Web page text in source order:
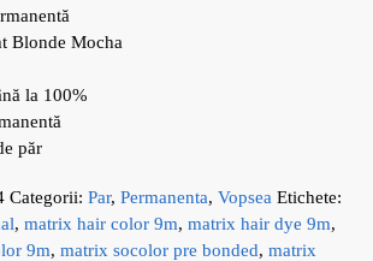
Blonde Mocha
la 100%
păr
Categorii: Par, Permanenta, Vopsea Etichete:
, matrix hair color 9m, matrix hair dye 9m,
9m, matrix socolor pre bonded, matrix